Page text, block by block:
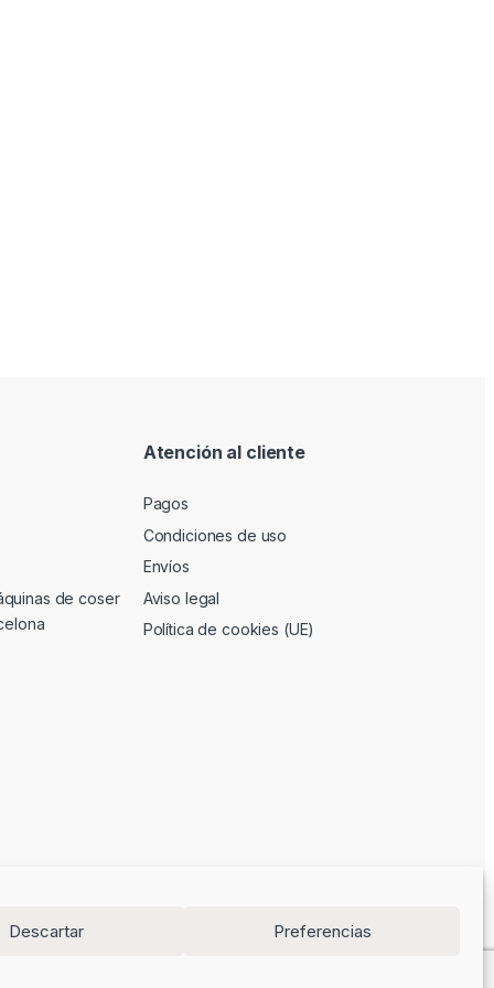
Descartar Preferencias
de coser
Atención al cliente
Pagos
Condiciones de uso
Envíos
Aviso legal
Política de cookies (UE)